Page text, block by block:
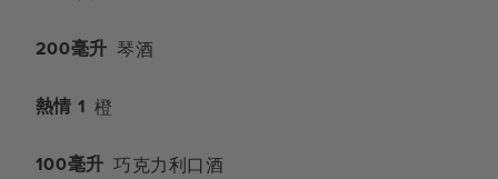
200毫升 琴酒
熱情 1 橙
100毫升 巧克力利口酒